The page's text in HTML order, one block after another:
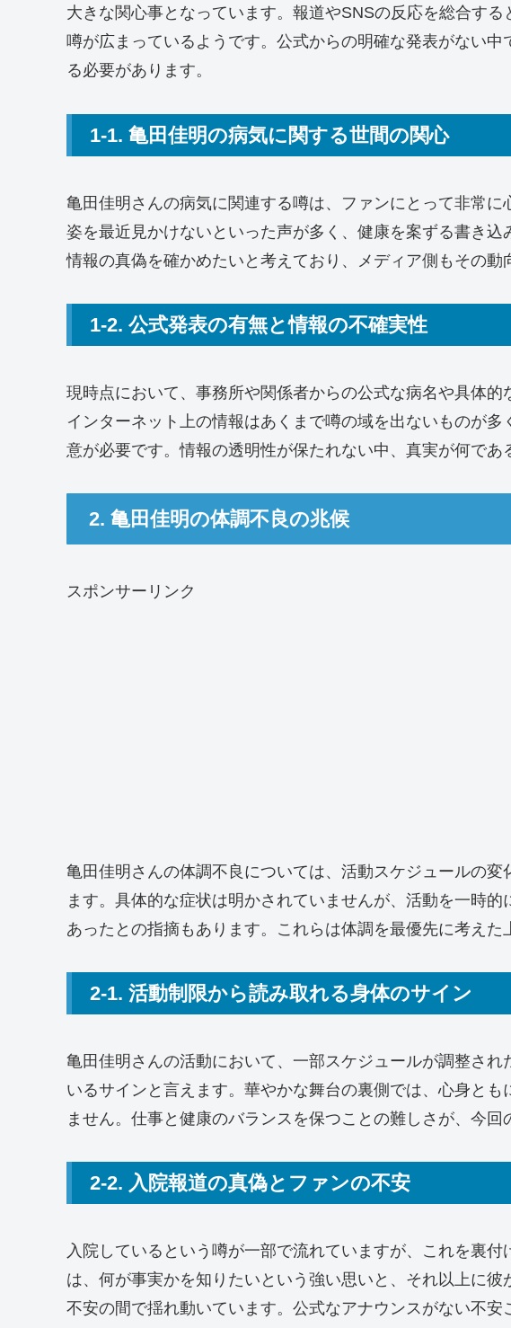
大きな関心事となっています。報道やSNSの反応を総合す
噂が広まっているようです。公式からの明確な発表がない
る必要があります。
1-1. 亀田佳明の病気に関する世間の関心
亀田佳明さんの病気に関連する噂は、ファンにとって非常
姿を最近見かけないといった声が多く、健康を案ずる書き
情報の真偽を確かめたいと考えており、メディア側もその動
1-2. 公式発表の有無と情報の不確実性
現時点において、事務所や関係者からの公式な病名や具体的
インターネット上の情報はあくまで噂の域を出ないものが
意が必要です。情報の透明性が保たれない中、真実が何であ
2. 亀田佳明の体調不良の兆候
スポンサーリンク
亀田佳明さんの体調不良については、活動スケジュールの変
ます。具体的な症状は明かされていませんが、活動を一時
あったとの指摘もあります。これらは体調を最優先に考えた
2-1. 活動制限から読み取れる身体のサイン
亀田佳明さんの活動において、一部スケジュールが調整さ
いるサインと言えます。華やかな舞台の裏側では、心身とも
ません。仕事と健康のバランスを保つことの難しさが、今回
2-2. 入院報道の真偽とファンの不安
入院しているという噂が一部で流れていますが、これを裏
は、何が事実かを知りたいという強い思いと、それ以上に彼
不安の間で揺れ動いています。公式なアナウンスがない不